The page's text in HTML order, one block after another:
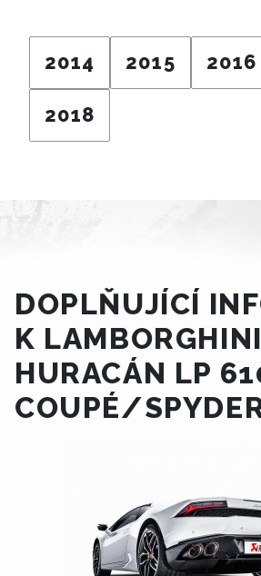
2014 2015 2016
2018
DOPLŇUJÍCÍ
K LAMBORGHINI
HURACÁN LP
COUPÉ/